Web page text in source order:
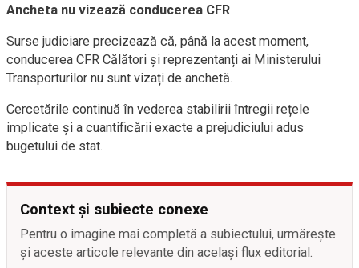
Ancheta nu vizează conducerea CFR
Surse judiciare precizează că, până la acest moment,
conducerea CFR Călători și reprezentanți ai Ministerului
Transporturilor nu sunt vizați de anchetă.
Cercetările continuă în vederea stabilirii întregii rețele
implicate și a cuantificării exacte a prejudiciului adus
bugetului de stat.
Context și subiecte conexe
Pentru o imagine mai completă a subiectului, urmărește
și aceste articole relevante din același flux editorial.